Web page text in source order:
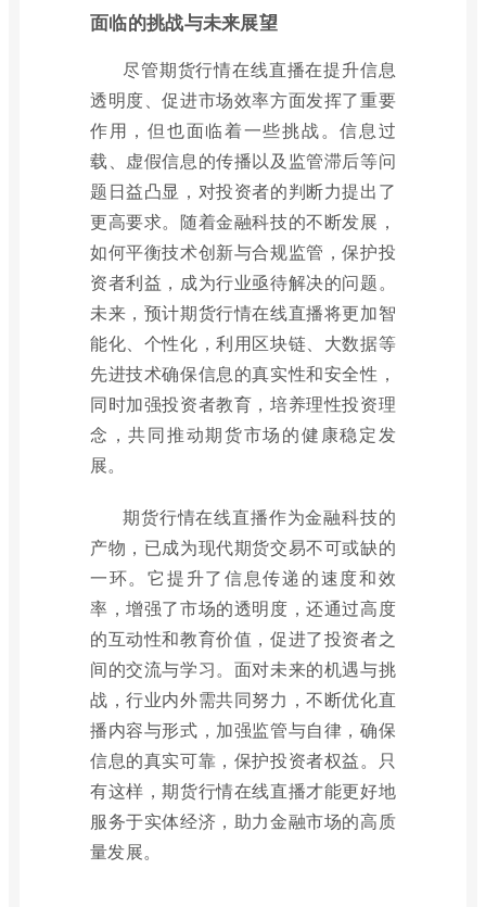
面临的挑战与未来展望
尽管期货行情在线直播在提升信息
透明度、促进市场效率方面发挥了重要
作用，但也面临着一些挑战。信息过
载、虚假信息的传播以及监管滞后等问
题日益凸显，对投资者的判断力提出了
更高要求。随着金融科技的不断发展，
如何平衡技术创新与合规监管，保护投
资者利益，成为行业亟待解决的问题。
未来，预计期货行情在线直播将更加智
能化、个性化，利用区块链、大数据等
先进技术确保信息的真实性和安全性，
同时加强投资者教育，培养理性投资理
念，共同推动期货市场的健康稳定发
展。
期货行情在线直播作为金融科技的
产物，已成为现代期货交易不可或缺的
一环。它提升了信息传递的速度和效
率，增强了市场的透明度，还通过高度
的互动性和教育价值，促进了投资者之
间的交流与学习。面对未来的机遇与挑
战，行业内外需共同努力，不断优化直
播内容与形式，加强监管与自律，确保
信息的真实可靠，保护投资者权益。只
有这样，期货行情在线直播才能更好地
服务于实体经济，助力金融市场的高质
量发展。